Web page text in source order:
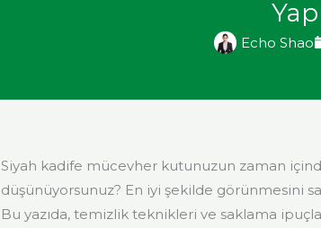
Echo Shao
Siyah kadife mücevher kutunuzun zaman
düşünüyorsunuz? En iyi şekilde görünmesini
Bu yazıda, temizlik teknikleri ve saklama